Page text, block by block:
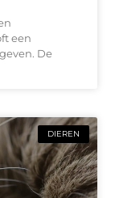
een
De
DIEREN